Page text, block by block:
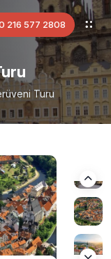
216 577 2808
Turu